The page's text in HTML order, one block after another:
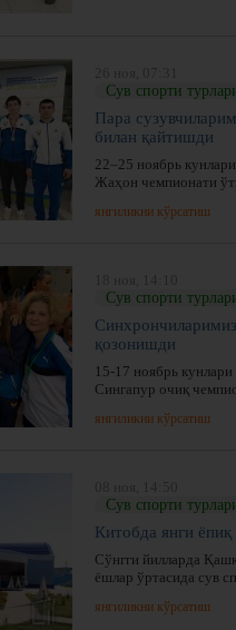
Сув спорти
Пара
билан қайтишди
22–25 ноябрь
Жаҳон чемпионати
янгиликни кўрсатиш
Сув спорти
қозонишди
15-17 ноябрь
Сингапур очиқ
янгиликни кўрсатиш
Сув спорти
Китобда янги
Сўнгги йилларда
ёшлар ўртасида сув
янгиликни кўрсатиш